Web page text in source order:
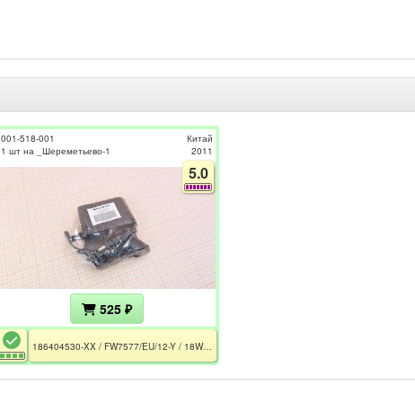
001-518-001
1 шт на _Шереметьево-1
Китай
2011
5.0
525 ₽
186404530-XX / FW7577/EU/12-Y / 18W / 12V - 1.5A / 5.5×2.1 mm